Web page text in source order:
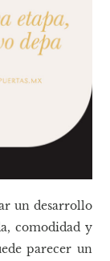
un desarrollo
comodidad y
parecer un